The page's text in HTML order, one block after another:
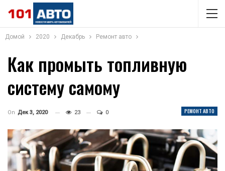
Домой 2020 Декабрь Ремонт авто
Как промыть топливную
систему самому
РЕМОНТ АВТО
On Дек 3, 2020 23 0